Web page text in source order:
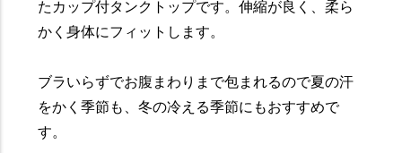
たカップ付タンクトップです。伸縮が良く、柔ら
かく身体にフィットします。
ブラいらずでお腹まわりまで包まれるので夏の汗
をかく季節も、冬の冷える季節にもおすすめで
す。